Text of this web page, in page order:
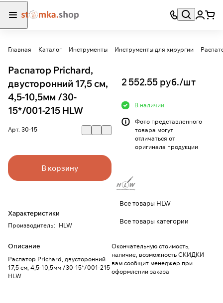
Главная Каталог Инструменты Инструменты для хирургии
Распатор Prichard,
двусторонний 17,5 см,
4,5-10,5мм /30-
15*/001-215 HLW
Арт. 30-15
В корзину
Характеристики
Производитель: HLW
Описание
Распатор Prichard, двусторонний
17,5 см, 4,5-10,5мм /30-15*/001-215
HLW
2 552.55 руб./шт
В наличии
Фото представленного
товара могут
отличаться от
оригинала продукции
Все товары HLW
Все товары категории
Окончательную стоимость,
наличие, возможность СКИДКИ
вам сообщит менеджер при
оформлении заказа